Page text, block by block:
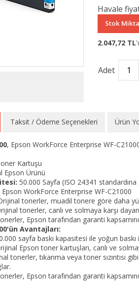
Havale
Stok
2.047,72 TL
Adet
Taksit / Ödeme Seçenekleri Ürün
, Epson WorkForce Enterprise WF-
Kartuşu
Epson Ürünü
50.000 Sayfa (ISO 24341
Epson WorkForce Enterprise WF-C21000
tonerler, muadil tonere göre daha
tonerler, canlı ve solmaya karşı
Epson tarafından garanti
Avantajları:
000 sayfa baskı kapasitesi ile yoğun baskı
Epson toner kartuşları, canlı ve
tonerler, tıkanma veya toner sızıntısı
Epson tarafından garanti